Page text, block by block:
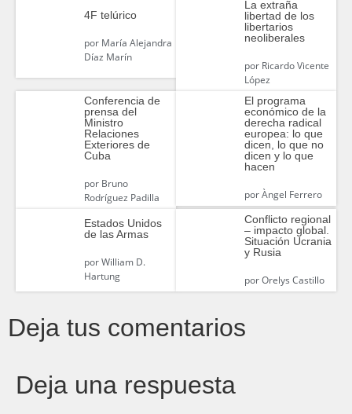
4F telúrico
porMaría Alejandra
Díaz Marín
La extraña
libertad de los
libertarios
neoliberales
porRicardo Vicente
López
Conferencia de
prensa del
Ministro
Relaciones
Exteriores de
Cuba
porBruno
Rodríguez Padilla
El programa
económico de la
derecha radical
europea: lo que
dicen, lo que no
dicen y lo que
hacen
porÀngel Ferrero
Estados Unidos
de las Armas
porWilliam D.
Hartung
Conflicto regional
– impacto global.
Situación Ucrania
y Rusia
porOrelys Castillo
Deja tus comentarios
Deja una respuesta